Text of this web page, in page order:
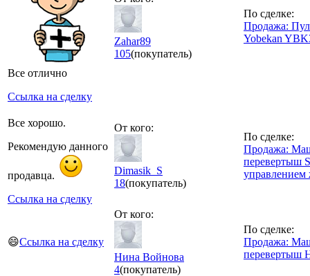
Все отлично
Ссылка на сделку
Zahar89
105(покупатель)
По сделке:
Продажа:
Yobekan
Все хорошо.
Рекомендую данного
продавца.
Ссылка на сделку
От кого:
Dimasik_S
18(покупатель)
По сделке:
Продажа:
перевертыш
управлением
😄Ссылка на сделку
От кого:
Нина Войнова
4(покупатель)
По сделке:
Продажа:
перевертыш